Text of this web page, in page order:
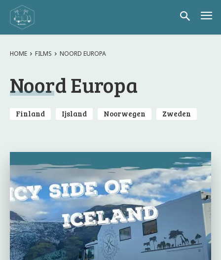
HOME FILMS NOORD EUROPA
Noord Europa
Finland Ijsland Noorwegen Zweden